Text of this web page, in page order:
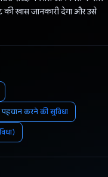
की खास जानकारी देगा और उसे
करने की सुविधा